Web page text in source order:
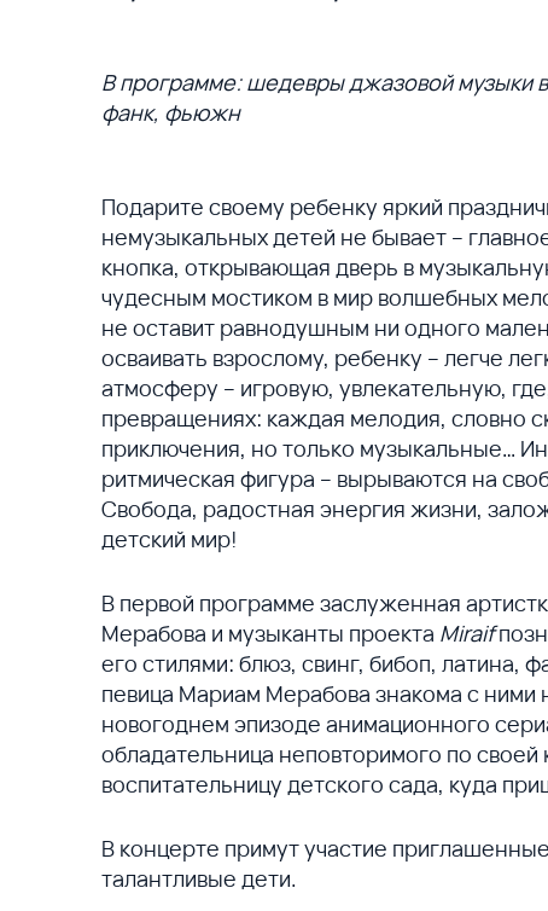
В программе: шедевры джазовой музыки в
фанк, фьюжн
Подарите своему ребенку яркий
немузыкальных детей не бывает –
кнопка, открывающая дверь в
чудесным мостиком в мир волшебных
не оставит равнодушным ни одного
осваивать взрослому, ребенку – легче
атмосферу – игровую, увлекательную,
превращениях: каждая мелодия, словно
приключения, но только музыкальные…
ритмическая фигура – вырываются на
Свобода, радостная энергия жизни,
детский мир!
В первой программе заслуженная
Мерабова и музыканты проекта Miraif
его стилями: блюз, свинг, бибоп, латина,
певица Мариам Мерабова знакома с
новогоднем эпизоде анимационного
обладательница неповторимого по своей
воспитательницу детского сада, куда
В концерте примут участие
талантливые дети.